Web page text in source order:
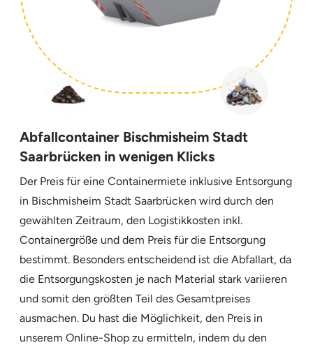
Abfallcontainer Bischmisheim Stadt
Saarbrücken in wenigen Klicks
Der Preis für eine Containermiete inklusive Entsorgung
in Bischmisheim Stadt Saarbrücken wird durch den
gewählten Zeitraum, den Logistikkosten inkl.
Containergröße und dem Preis für die Entsorgung
bestimmt. Besonders entscheidend ist die Abfallart, da
die Entsorgungskosten je nach Material stark variieren
und somit den größten Teil des Gesamtpreises
ausmachen. Du hast die Möglichkeit, den Preis in
unserem Online-Shop zu ermitteln, indem du den